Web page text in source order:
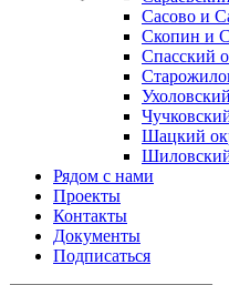
Сасово и
Скопин и
Спасский
Шацкий
Рядом с нами
Проекты
Контакты
Документы
Подписаться